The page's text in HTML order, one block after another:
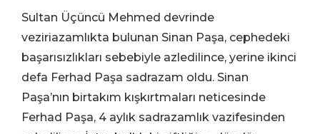
Sultan Üçüncü Mehmed devrinde
veziriazamlıkta bulunan Sinan Paşa, cephedeki
başarısızlıkları sebebiyle azledilince, yerine ikinci
defa Ferhad Paşa sadrazam oldu. Sinan
Paşa’nın birtakım kışkırtmaları neticesinde
Ferhad Paşa, 4 aylık sadrazamlık vazifesinden